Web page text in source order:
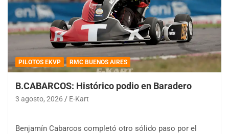
PILOTOS EKVP RMC BUENOS AIRES
B.CABARCOS: Histórico podio en Baradero
3 agosto, 2026 E-Kart
Benjamín Cabarcos completó otro sólido paso por el